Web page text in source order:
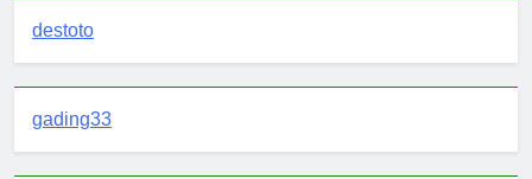
destoto
gading33